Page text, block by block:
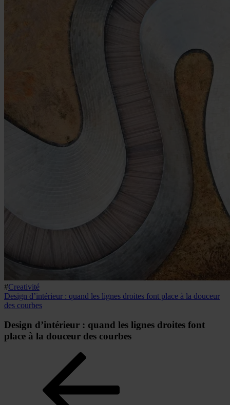
#Creativité
Design d’intérieur : quand les lignes droites font place à la douceur
des courbes
Design d’intérieur : quand les lignes droites font
place à la douceur des courbes